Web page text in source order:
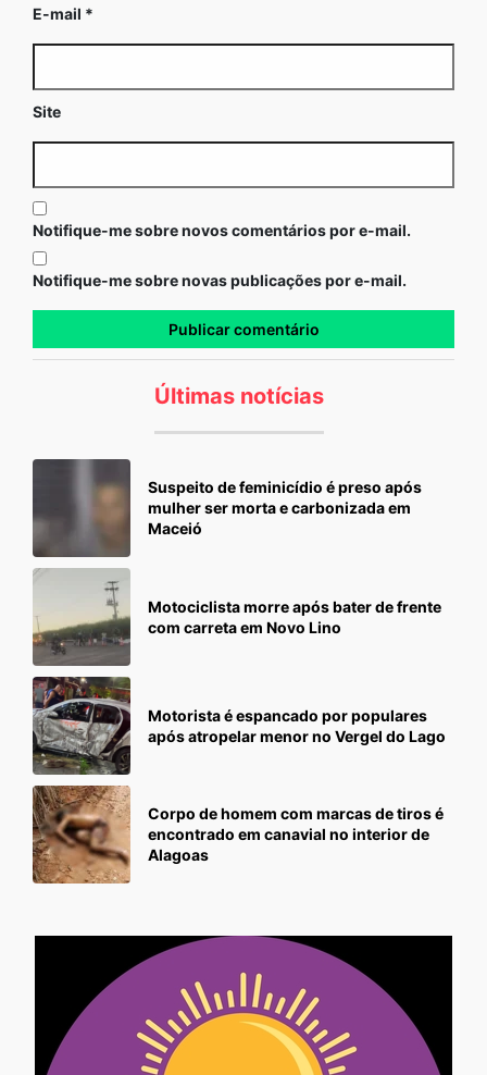
E-mail *
Site
Notifique-me sobre novos comentários por e-mail.
Notifique-me sobre novas publicações por e-mail.
Últimas notícias
Suspeito de feminicídio é preso após
mulher ser morta e carbonizada em
Maceió
Motociclista morre após bater de frente
com carreta em Novo Lino
Motorista é espancado por populares
após atropelar menor no Vergel do Lago
Corpo de homem com marcas de tiros é
encontrado em canavial no interior de
Alagoas